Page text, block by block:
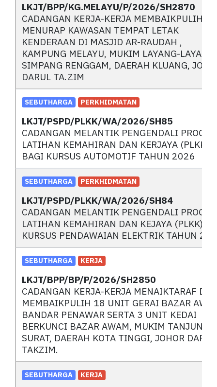
LKJT/BPP/KG.MELAYU/P/2026/SH2870
CADANGAN KERJA-KERJA MEMBAIKPULIH
MENURAP KAWASAN TEMPAT LETAK
KENDERAAN DI MASJID AR-RAUDAH ,
KAMPUNG MELAYU, MUKIM LAYANG-LAYANG,
SIMPANG RENGGAM, DAERAH KLUANG,
DARUL TA.ZIM
SEBUTHARGA PERKHIDMATAN
LKJT/PSPD/PLKK/WA/2026/SH85
CADANGAN MELANTIK PENGENDALI
LATIHAN KEMAHIRAN DAN KERJAYA (PLKK)
BAGI KURSUS AUTOMOTIF TAHUN 2026
SEBUTHARGA PERKHIDMATAN
LKJT/PSPD/PLKK/WA/2026/SH84
CADANGAN MELANTIK PENGENDALI
LATIHAN KEMAHIRAN DAN KEJAYA (PLKK)
KURSUS PENDAWAIAN ELEKTRIK TAHUN
SEBUTHARGA KERJA
LKJT/BPP/BP/P/2026/SH2850
CADANGAN KERJA-KERJA MENAIKTARAF
MEMBAIKPULIH 18 UNIT GERAI BAZAR
BANDAR PENAWAR SERTA 3 UNIT KEDAI
BERKUNCI BAZAR AWAM, MUKIM TANJUNG
SURAT, DAERAH KOTA TINGGI, JOHOR DARUL
TAKZIM.
SEBUTHARGA KERJA